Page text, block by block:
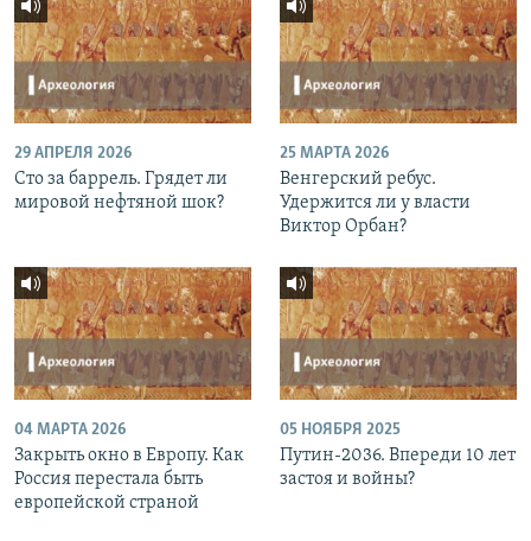
29 АПРЕЛЯ 2026
Сто за баррель. Грядет ли
мировой нефтяной шок?
25 МАРТА 2026
Венгерский ребус.
Удержится ли у власти
Виктор Орбан?
04 МАРТА 2026
Закрыть окно в Европу. Как
Россия перестала быть
европейской страной
05 НОЯБРЯ 2025
Путин-2036. Впереди 10 лет
застоя и войны?